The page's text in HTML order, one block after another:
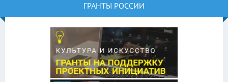
ГРАНТЫ РОССИИ